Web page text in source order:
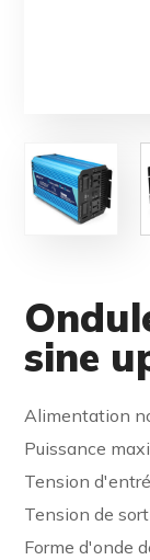
sine
Alimentation
Puissance
Tension
Tension de
Forme d'onde